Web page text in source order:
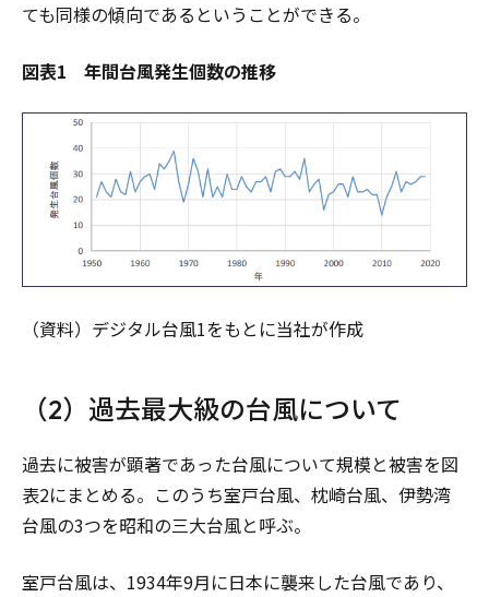
ても同様の傾向であるということができる。
図表1 年間台風発生個数の推移
（資料）デジタル台風1をもとに当社が作成
（2）過去最大級の台風について
過去に被害が顕著であった台風について規模と被害を図
表2にまとめる。このうち室戸台風、枕崎台風、伊勢湾
台風の3つを昭和の三大台風と呼ぶ。
室戸台風は、1934年9月に日本に襲来した台風であり、